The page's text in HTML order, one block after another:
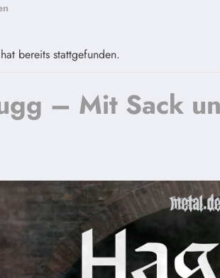
bereits stattgefunden.
– Mit Sack